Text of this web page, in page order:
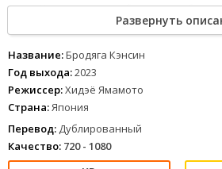
вины, Кэнсин поклялся больше не
у девушки по имени Каору Камия,
преподаванием боевых искусств. Но
настигают бывшего убийцу.
Развернуть
Название:Бродяга Кэнсин
Год выхода:2023
Режиссер:Хидэё Ямамото
Страна:Япония
Перевод: Дублированный
Качество: 720 - 1080